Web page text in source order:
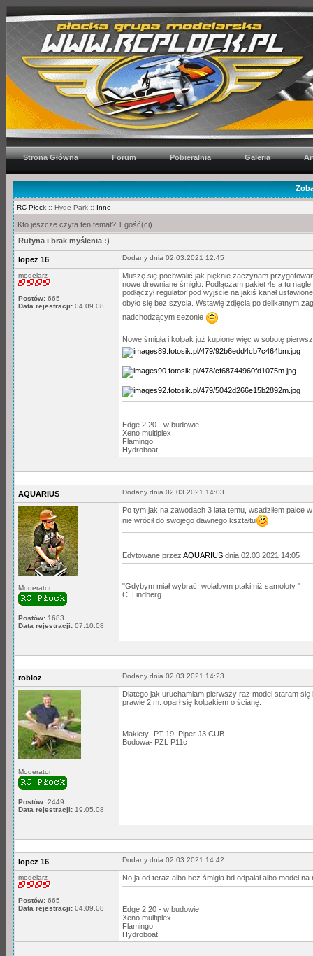
Strona Główna Forum Pobieralnia Galeria
RC Płock :: Hyde Park :: Inne
Kto jeszcze czyta ten temat? 1 gość(ci)
Rutyna i brak myślenia :)
lopez 16 Dodany dnia 02.03.2021 12:45
modelarz
Postów: 665
Data rejestracji: 04.09.08
Muszę się pochwalić jak pięknie zaczynam
nowe drewniane śmigło. Podłączam pakiet 4s a tu
podłączył regulator pod wyjście na jakiś kanał
obyło się bez szycia. Wstawię zdjęcia po delikatnym
nadchodzącym sezonie
Nowe śmigła i kołpak już kupione więc w sobotę
Edge 2.20 - w budowie
Xeno multiplex
Flamingo
Hydroboat
AQUARIUS Dodany dnia 02.03.2021 14:03
Moderator
Postów: 1683
Data rejestracji: 07.10.08
Po tym jak na zawodach 3 lata temu, wsadziłem palce
nie wrócił do swojego dawnego kształtu
Edytowane przez AQUARIUS dnia 02.03.2021 14:05
"Gdybym miał wybrać, wolałbym ptaki niż samoloty "
C. Lindberg
robloz Dodany dnia 02.03.2021 14:23
Moderator
Postów: 2449
Data rejestracji: 19.05.08
Dlatego jak uruchamiam pierwszy raz model staram
prawie 2 m. oparł się kolpakiem o ścianę.
Makiety -PT 19, Piper J3 CUB
Budowa- PZL P11c
lopez 16 Dodany dnia 02.03.2021 14:42
modelarz
Postów: 665
Data rejestracji: 04.09.08
No ja od teraz albo bez śmigła bd odpalał albo model
Edge 2.20 - w budowie
Xeno multiplex
Flamingo
Hydroboat